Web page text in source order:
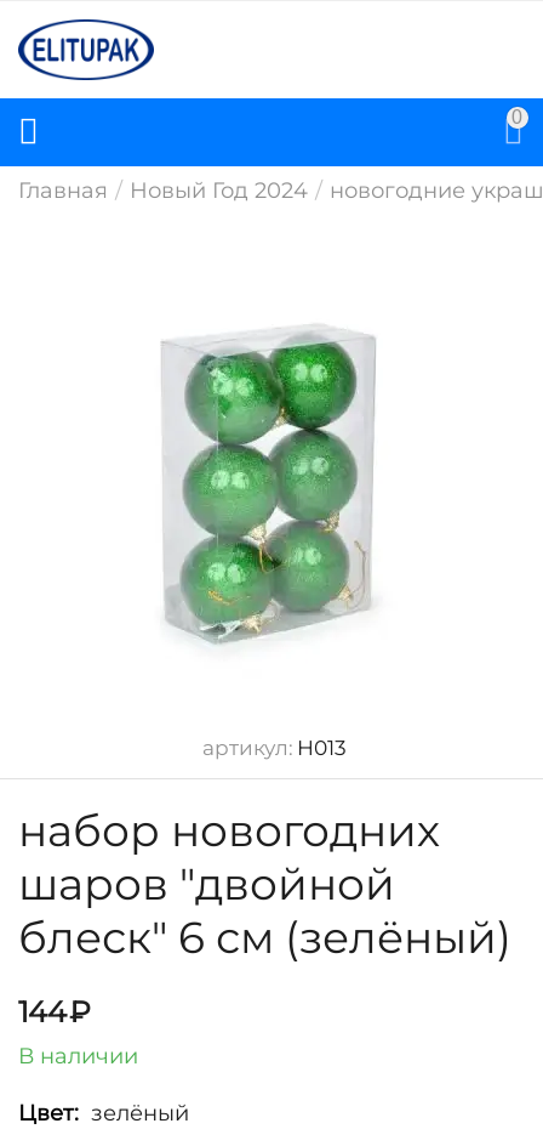
0
Главная / Новый Год 2024 / новогодние
артикул: Н013
набор новогодних
шаров "двойной
блеск" 6 см (зелёный)
144₽
В наличии
Цвет: зелёный